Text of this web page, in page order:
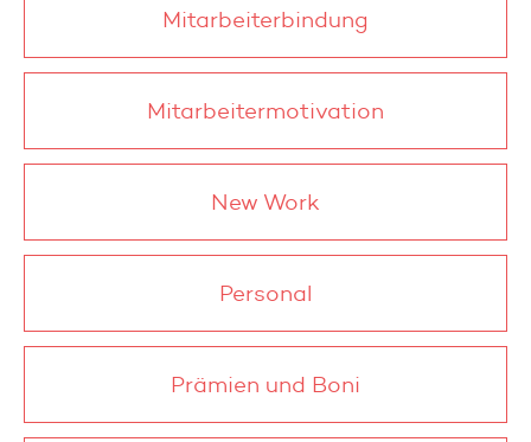
Mitarbeiterbindung
Mitarbeitermotivation
New Work
Personal
Prämien und Boni